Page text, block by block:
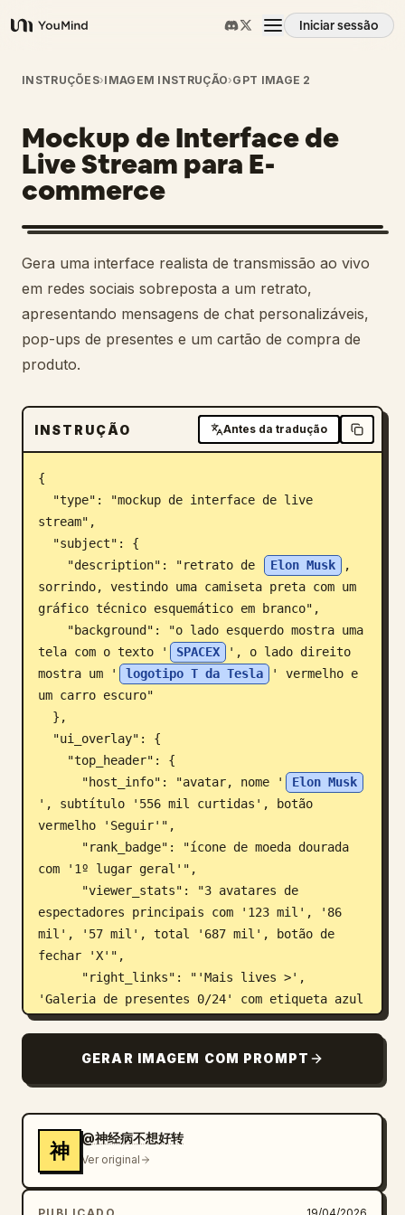
YouMind
Iniciar sessão
Visão geral
Casos de uso
Habilidades
Prompts
Preços
Transferir
Blogue
Atualizações
INSTRUÇÕES›IMAGEM INSTRUÇÃO›GPT IMAGE 2
Mockup de Interface de
Live Stream para E-
commerce
Gera uma interface realista de transmissão ao vivo
em redes sociais sobreposta a um retrato,
apresentando mensagens de chat personalizáveis,
pop-ups de presentes e um cartão de compra de
produto.
INSTRUÇÃO Antes da tradução
{
stream",
    "description": "retrato de
Elon Musk
,
sorrindo, vestindo uma camiseta preta com um
gráfico técnico esquemático em branco",
tela com o texto '
SPACEX
', o lado direito
mostra um '
logotipo T da Tesla
' vermelho e
um carro escuro"
      "host_info": "avatar, nome '
Elon Musk
', subtítulo '556 mil curtidas', botão
vermelho 'Seguir'",
com '1º lugar geral'",
espectadores principais com '123 mil', '86
mil', '57 mil', total '687 mil', botão de
fechar 'X'",
'Galeria de presentes 0/24' com etiqueta azul
'Clássico'"
      "count": 2,
        "avatar 'Entusiasta de Tecnologia',
'enviou um coração', ícone de coração x
1314",
        "avatar 'Mar de Estrelas', 'enviou um
GERAR IMAGEM COM PROMPT
神
@神经病不想好转
Ver original